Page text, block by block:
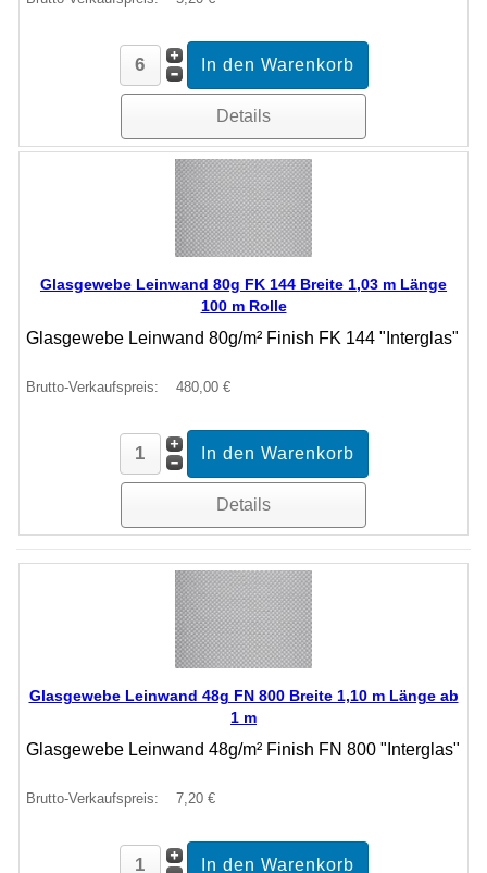
Details
Glasgewebe Leinwand 80g FK 144 Breite 1,03 m Länge
100 m Rolle
Glasgewebe Leinwand 80g/m² Finish FK 144 "Interglas"
Brutto-Verkaufspreis: 480,00 €
Details
Glasgewebe Leinwand 48g FN 800 Breite 1,10 m Länge ab
1 m
Glasgewebe Leinwand 48g/m² Finish FN 800 "Interglas"
Brutto-Verkaufspreis: 7,20 €